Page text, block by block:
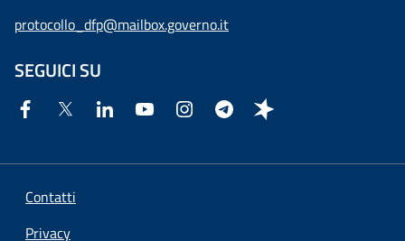
protocollo_dfp@mailbox.governo.it
SEGUICI SU
Contatti
Privacy